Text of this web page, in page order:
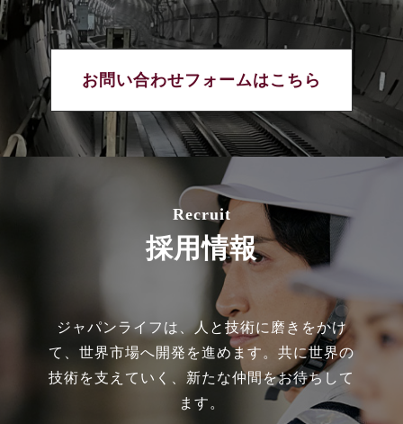
お問い合わせフォームはこちら
Recruit
採用情報
ジャパンライフは、人と技術に磨きをかけ
て、世界市場へ開発を進めます。共に世界の
技術を支えていく、新たな仲間をお待ちして
ます。